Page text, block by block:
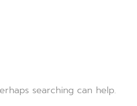
searching can help.